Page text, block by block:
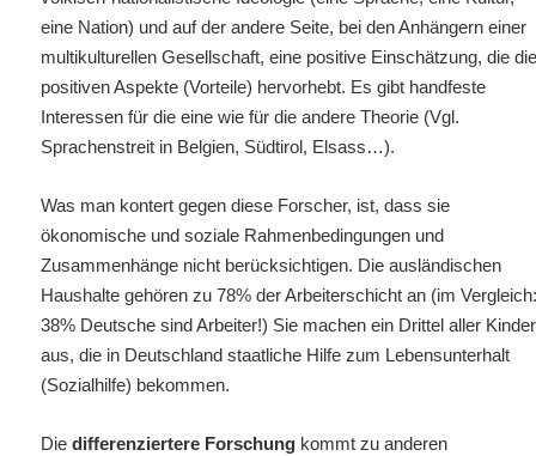
eine Nation) und auf der andere Seite, bei den Anhängern einer
multikulturellen Gesellschaft, eine positive Einschätzung, die
positiven Aspekte (Vorteile) hervorhebt. Es gibt handfeste
Interessen für die eine wie für die andere Theorie (Vgl.
Sprachenstreit in Belgien, Südtirol, Elsass…).
Was man kontert gegen diese Forscher, ist, dass sie
ökonomische und soziale Rahmenbedingungen und
Zusammenhänge nicht berücksichtigen. Die ausländischen
Haushalte gehören zu 78% der Arbeiterschicht an (im
38% Deutsche sind Arbeiter!) Sie machen ein Drittel aller Kinder
aus, die in Deutschland staatliche Hilfe zum Lebensunterhalt
(Sozialhilfe) bekommen.
Diedifferenziertere Forschung kommt zu anderen